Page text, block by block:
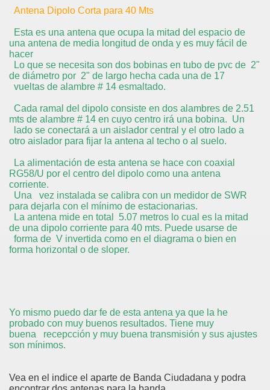
Antena Dipolo Corta para 40 Mts
Esta es una antena que ocupa la mitad del espacio de
una antena de media longitud de onda y es muy fácil de
hacer
Lo que se necesita son dos bobinas en tubo de pvc de 2"
de diámetro por 2" de largo hecha cada una de 17
vueltas de alambre # 14 esmaltado.
Cada ramal del dipolo consiste en dos alambres de 2.51
mts de alambre # 14 en cuyo centro irá una bobina. Un
lado se conectará a un aislador central y el otro lado a
otro aislador para fijar la antena al techo o al suelo.
La alimentación de esta antena se hace con coaxial
RG58/U por el centro del dipolo como una antena
corriente.
Una vez instalada se calibra con un medidor de SWR
para dejarla con el mínimo de estacionarias.
La antena mide en total 5.07 metros lo cual es la mitad
de una dipolo corriente para 40 mts. Puede usarse de
forma de V invertida como en el diagrama o bien en
forma horizontal o de sloper.
Yo mismo puedo dar fe de esta antena ya que la he
probado con muy buenos resultados. Tiene muy
buena recepcción y muy buena transmisión y sus ajustes
son mínimos.
Vea en el indice el aparte de Banda Ciudadana y podra